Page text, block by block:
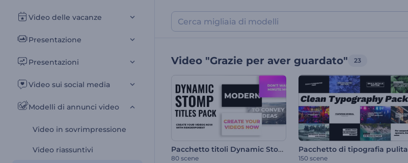
Video delle vacanze
Presentazione
Presentazioni
Video sui social media
Modelli di annunci video
Video in sovrimpressione
Video riassuntivi
Video "Grazie per aver guardato" 23
Pacchetto titoli Dynamic Stomp
80 scene
Pacchetto di tipografia pulita
150 scene